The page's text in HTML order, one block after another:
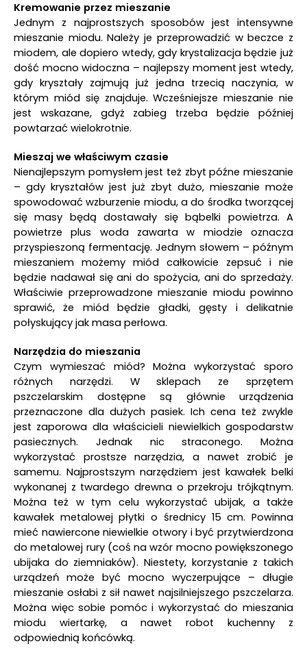
Kremowanie przez mieszanie
Jednym z najprostszych sposobów jest intensywne
mieszanie miodu. Należy je przeprowadzić w beczce z
miodem, ale dopiero wtedy, gdy krystalizacja będzie już
dość mocno widoczna – najlepszy moment jest wtedy,
gdy kryształy zajmują już jedna trzecią naczynia, w
którym miód się znajduje. Wcześniejsze mieszanie nie
jest wskazane, gdyż zabieg trzeba będzie później
powtarzać wielokrotnie.
Mieszaj we właściwym czasie
Nienajlepszym pomysłem jest też zbyt późne mieszanie
– gdy kryształów jest już zbyt dużo, mieszanie może
spowodować wzburzenie miodu, a do środka tworzącej
się masy będą dostawały się bąbelki powietrza. A
powietrze plus woda zawarta w miodzie oznacza
przyspieszoną fermentację. Jednym słowem – późnym
mieszaniem możemy miód całkowicie zepsuć i nie
będzie nadawał się ani do spożycia, ani do sprzedaży.
Właściwie przeprowadzone mieszanie miodu powinno
sprawić, że miód będzie gładki, gęsty i delikatnie
połyskujący jak masa perłowa.
Narzędzia do mieszania
Czym wymieszać miód? Można wykorzystać sporo
różnych narzędzi. W sklepach ze sprzętem
pszczelarskim dostępne są głównie urządzenia
przeznaczone dla dużych pasiek. Ich cena też zwykle
jest zaporowa dla właścicieli niewielkich gospodarstw
pasiecznych. Jednak nic straconego. Można
wykorzystać prostsze narzędzia, a nawet zrobić je
samemu. Najprostszym narzędziem jest kawałek belki
wykonanej z twardego drewna o przekroju trójkątnym.
Można też w tym celu wykorzystać ubijak, a także
kawałek metalowej płytki o średnicy 15 cm. Powinna
mieć nawiercone niewielkie otwory i być przytwierdzona
do metalowej rury (coś na wzór mocno powiększonego
ubijaka do ziemniaków). Niestety, korzystanie z takich
urządzeń może być mocno wyczerpujące – długie
mieszanie osłabi z sił nawet najsilniejszego pszczelarza.
Można więc sobie pomóc i wykorzystać do mieszania
miodu wiertarkę, a nawet robot kuchenny z
odpowiednią końcówką.